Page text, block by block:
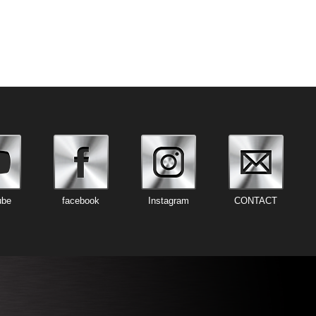
facebook Instagram CONTACT